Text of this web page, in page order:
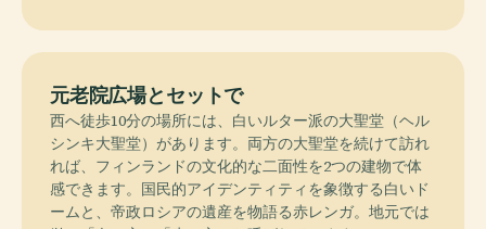
元老院広場とセットで
西へ徒歩10分の場所には、白いルター派の大聖堂（ヘル
シンキ大聖堂）があります。両方の大聖堂を続けて訪れ
れば、フィンランドの文化的な二面性を2つの建物で体
感できます。国民的アイデンティティを象徴する白いド
ームと、帝政ロシアの遺産を物語る赤レンガ。地元では